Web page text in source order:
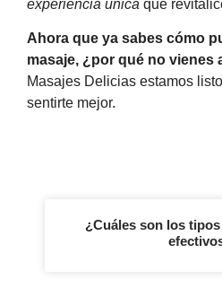
experiencia única que
Ahora que ya sabes cómo
masaje, ¿por qué no vienes
Masajes Delicias estamos
sentirte mejor.
¿Cuáles son los